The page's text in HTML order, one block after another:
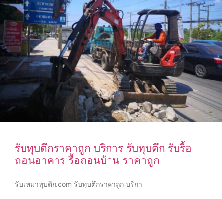
รับทุบตึกราคาถูก บริการ รับทุบตึก รับรื้อ
ถอนอาคาร รื้อถอนบ้าน ราคาถูก
รับเหมาทุบตึก.com รับทุบตึกราคาถูก บริกา